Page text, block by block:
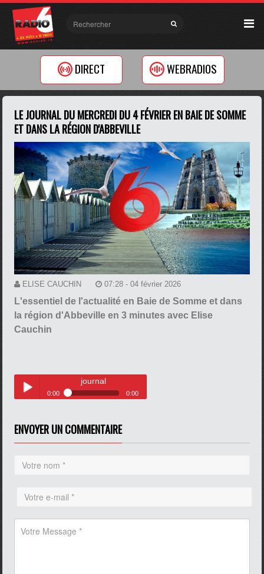
DIRECT WEBRADIOS
LE JOURNAL DU MERCREDI DU 4 FÉVRIER EN BAIE DE SOMME
ET DANS LA RÉGION D'ABBEVILLE
ELISE CAUCHIN 07:28 - 04 février 2026
L'essentiel de l'actualité en Baie de Somme et dans
la région d'Abbeville en 3 minutes avec Elise
Cauchin
journal
0:00 0:00
ENVOYER UN COMMENTAIRE